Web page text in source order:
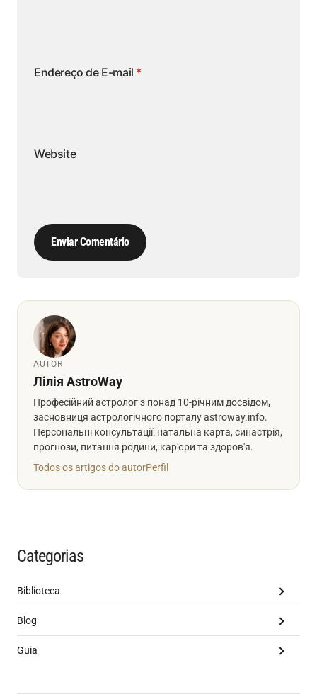
Endereço de E-mail *
Website
Enviar Comentário
AUTOR
Лілія AstroWay
Професійний астролог з понад 10-річним досвідом,
засновниця астрологічного порталу astroway.info.
Персональні консультації: натальна карта, синастрія,
прогнози, питання родини, кар'єри та здоров'я.
Todos os artigos do autorPerfil
Categorias
Biblioteca
Blog
Guia